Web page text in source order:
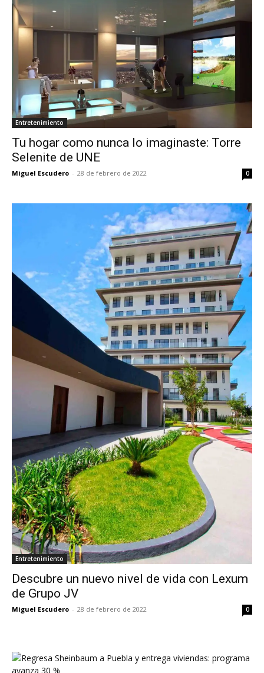
Entretenimiento
Tu hogar como nunca lo imaginaste: Torre
Selenite de UNE
Miguel Escudero - 28 de febrero de 2022 0
Entretenimiento
Descubre un nuevo nivel de vida con Lexum
de Grupo JV
Miguel Escudero - 28 de febrero de 2022 0